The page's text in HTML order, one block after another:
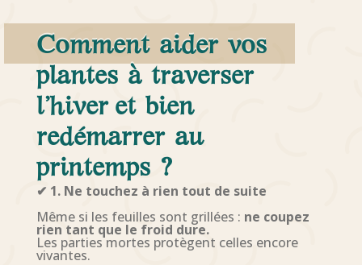
Comment aider vos
plantes à traverser
l’hiveret bien
redémarrer au
printemps ?
✔ 1. Ne touchez à rien tout de suite
Même si les feuilles sont grillées : ne coupez
rien tant que le froid dure.
Les parties mortes protègent celles encore
vivantes.